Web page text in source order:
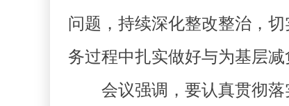
问题，持续深化整改整治，
务过程中扎实做好与为基层减
会议强调，要认真贯彻落